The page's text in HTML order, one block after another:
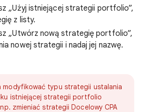
„Użyj istniejącej strategii portfolio”,
z listy.
„Utwórz nową strategię portfolio”,
nowej strategii i nadaj jej nazwę.
modyfikować typu strategii ustalania
istniejącej strategii portfolio
zmieniać strategii Docelowy CPA